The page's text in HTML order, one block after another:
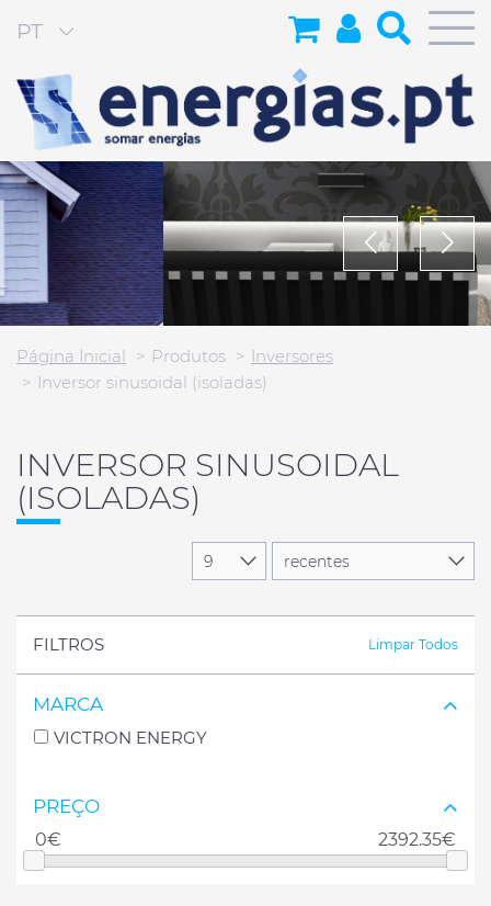
PT
Página Inicial Produtos
Inversores
Inversor sinusoidal (isoladas)
INVERSOR SINUSOIDAL
(ISOLADAS)
FILTROS Limpar Todos
MARCA
VICTRON ENERGY
PREÇO